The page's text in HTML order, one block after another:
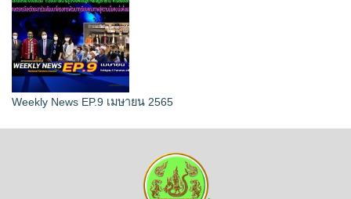
Weekly News EP.9 เมษายน 2565